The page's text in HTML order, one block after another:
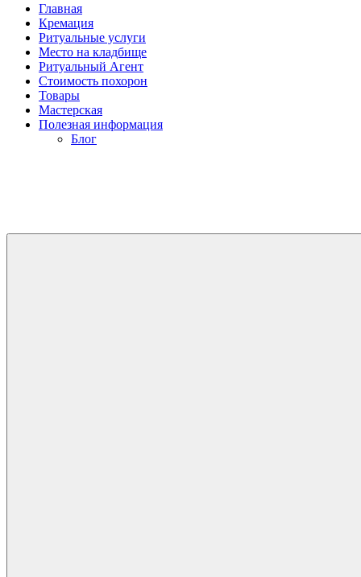
Главная
Кремация
Ритуальные услуги
Место на кладбище
Ритуальный Агент
Стоимость похорон
Товары
Мастерская
Полезная информация
Блог